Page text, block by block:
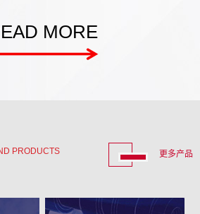
MORE
PRODUCTS 更多产品